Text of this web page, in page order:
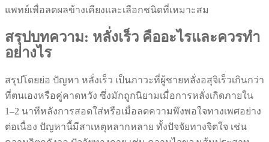
แพทย์เพื่อลดผลข้างเคียงและเลือกชนิดที่เหมาะสม
สรุปบทความ: หลั่งเร็ว คืออะไรและควรทำ
อย่างไร
สรุปโดยย่อ ปัญหา หลั่งเร็ว เป็นภาวะที่ผู้ชายหลั่งอสุจิเร็วเกินกว่า
ที่ตนเองหรือคู่คาดหวัง ซึ่งมักถูกนิยามเมื่อการหลั่งเกิดภายใน
1–2 นาทีหลังการสอดใส่หรือเมื่อลดความพึงพอใจทางเพศอย่าง
ต่อเนื่อง ปัญหานี้มีสาเหตุหลากหลาย ทั้งปัจจัยทางจิตใจ เช่น